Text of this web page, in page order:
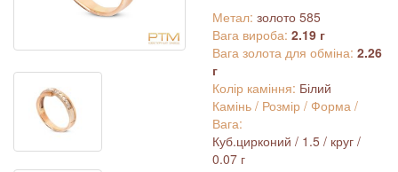
Метал: золото 585
Вага вироба: 2.19 г
Вага золота для обміна: 2.26
г
Колір каміння: Білий
Камінь / Розмір / Форма /
Вага:
Куб.цирконий / 1.5 / круг /
0.07 г